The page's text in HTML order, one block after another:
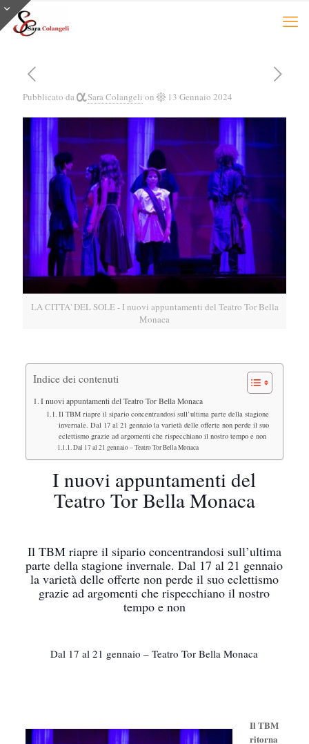
Pubblicato da Sara Colangeli on 13 Gennaio 2024
LA CITTA' DEL SOLE - I nuovi appuntamenti del Teatro Tor Bella
Monaca
Indice dei contenuti
I nuovi appuntamenti del Teatro Tor Bella Monaca
Il TBM riapre il sipario concentrandosi sull’ultima parte della stagione
invernale. Dal 17 al 21 gennaio la varietà delle offerte non perde il suo
eclettismo grazie ad argomenti che rispecchiano il nostro tempo e non
Dal 17 al 21 gennaio – Teatro Tor Bella Monaca
I nuovi appuntamenti del
Teatro Tor Bella Monaca
Il TBM riapre il sipario concentrandosi sull’ultima
parte della stagione invernale. Dal 17 al 21 gennaio
la varietà delle offerte non perde il suo eclettismo
grazie ad argomenti che rispecchiano il nostro
tempo e non
Dal 17 al 21 gennaio – Teatro Tor Bella Monaca
Il TBM
ritorna